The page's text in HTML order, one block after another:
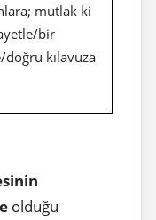
mutlak ki
bir
kılavuza
olduğu